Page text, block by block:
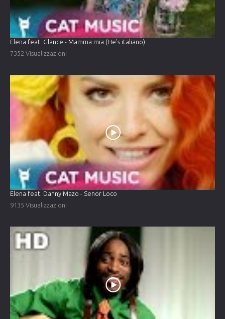
Elena feat. Glance - Mamma mia (He's italiano)
7352 Visualizzazioni
Elena feat. Danny Mazo - Senor Loco
9135 Visualizzazioni